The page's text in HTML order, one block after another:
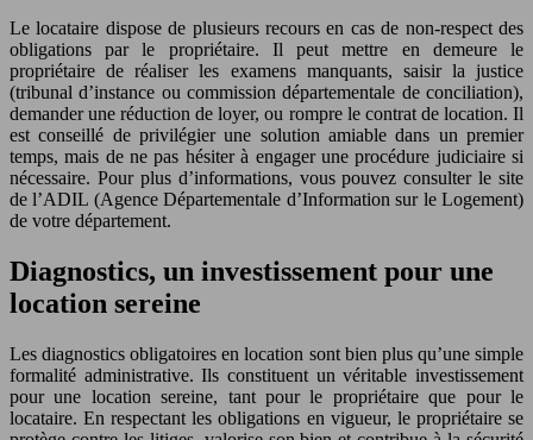
Le locataire dispose de plusieurs recours en cas de non-respect des
obligations par le propriétaire. Il peut mettre en demeure le
propriétaire de réaliser les examens manquants, saisir la justice
(tribunal d’instance ou commission départementale de conciliation),
demander une réduction de loyer, ou rompre le contrat de location. Il
est conseillé de privilégier une solution amiable dans un premier
temps, mais de ne pas hésiter à engager une procédure judiciaire si
nécessaire. Pour plus d’informations, vous pouvez consulter le site
de l’ADIL (Agence Départementale d’Information sur le Logement)
de votre département.
Diagnostics, un investissement pour une
location sereine
Les diagnostics obligatoires en location sont bien plus qu’une simple
formalité administrative. Ils constituent un véritable investissement
pour une location sereine, tant pour le propriétaire que pour le
locataire. En respectant les obligations en vigueur, le propriétaire se